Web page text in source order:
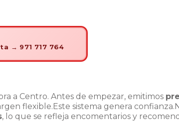
→ 971 717 764
a Centro. Antes de empezar, emitimos
flexible.Este sistema genera
, lo que se refleja encomentarios y